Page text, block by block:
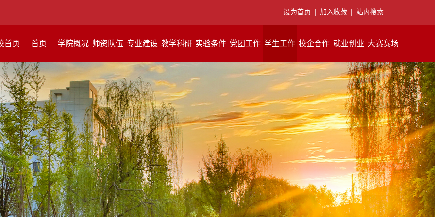
设为首页 加入收藏 站内搜索
首页 首页 学院概况 师资队伍 专业建设 教学科研 实验条件 党团工作 学生工作 校企合作 就业创业 大赛赛场